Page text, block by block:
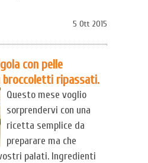
5 Ott 2015
con pelle
broccoletti ripassati.
Questo mese voglio
sorprendervi con una
ricetta semplice da
preparare ma che
palati. Ingredienti